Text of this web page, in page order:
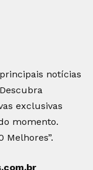
notícias
exclusivas
momento.
Melhores”.